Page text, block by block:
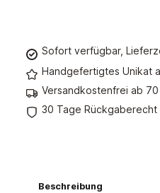
Sofort verfügbar,
Handgefertigtes Unikat
Versandkostenfrei ab
30 Tage Rückgaberecht
Beschreibung